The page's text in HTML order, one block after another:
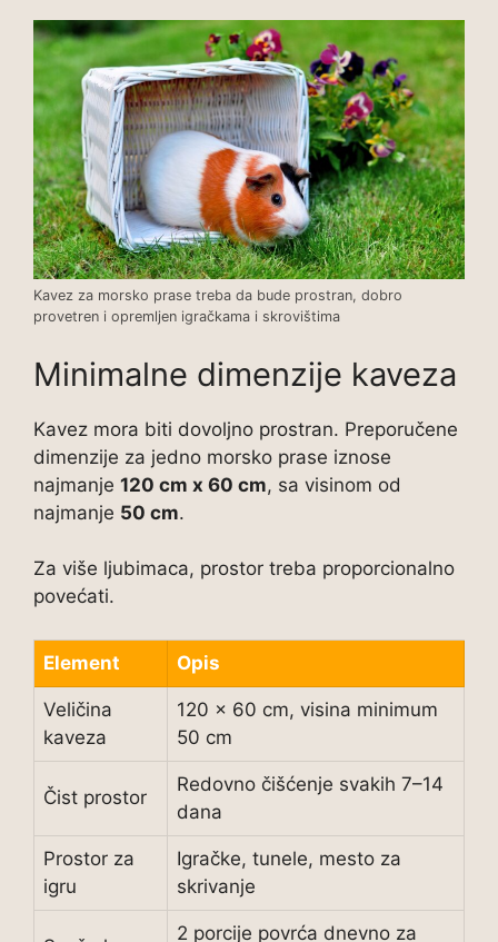
Kavez za morsko prase treba da bude prostran, dobro
provetren i opremljen igračkama i skrovištima
Minimalne dimenzije kaveza
Kavez mora biti dovoljno prostran. Preporučene
dimenzije za jedno morsko prase iznose
najmanje 120 cm x 60 cm, sa visinom od
najmanje 50 cm.
Za više ljubimaca, prostor treba proporcionalno
povećati.
Element Opis
Veličina
kaveza
120 x 60 cm, visina minimum
50 cm
Čist prostor
Redovno čišćenje svakih 7–14
dana
Prostor za
igru
Igračke, tunele, mesto za
skrivanje
2 porcije povrća dnevno za